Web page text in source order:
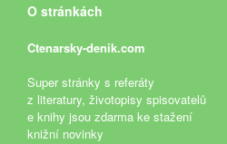
O stránkách
Ctenarsky-denik.com
Super stránky s referáty
z literatury, životopisy spisovatelů
e knihy jsou zdarma ke stažení
knižní novinky